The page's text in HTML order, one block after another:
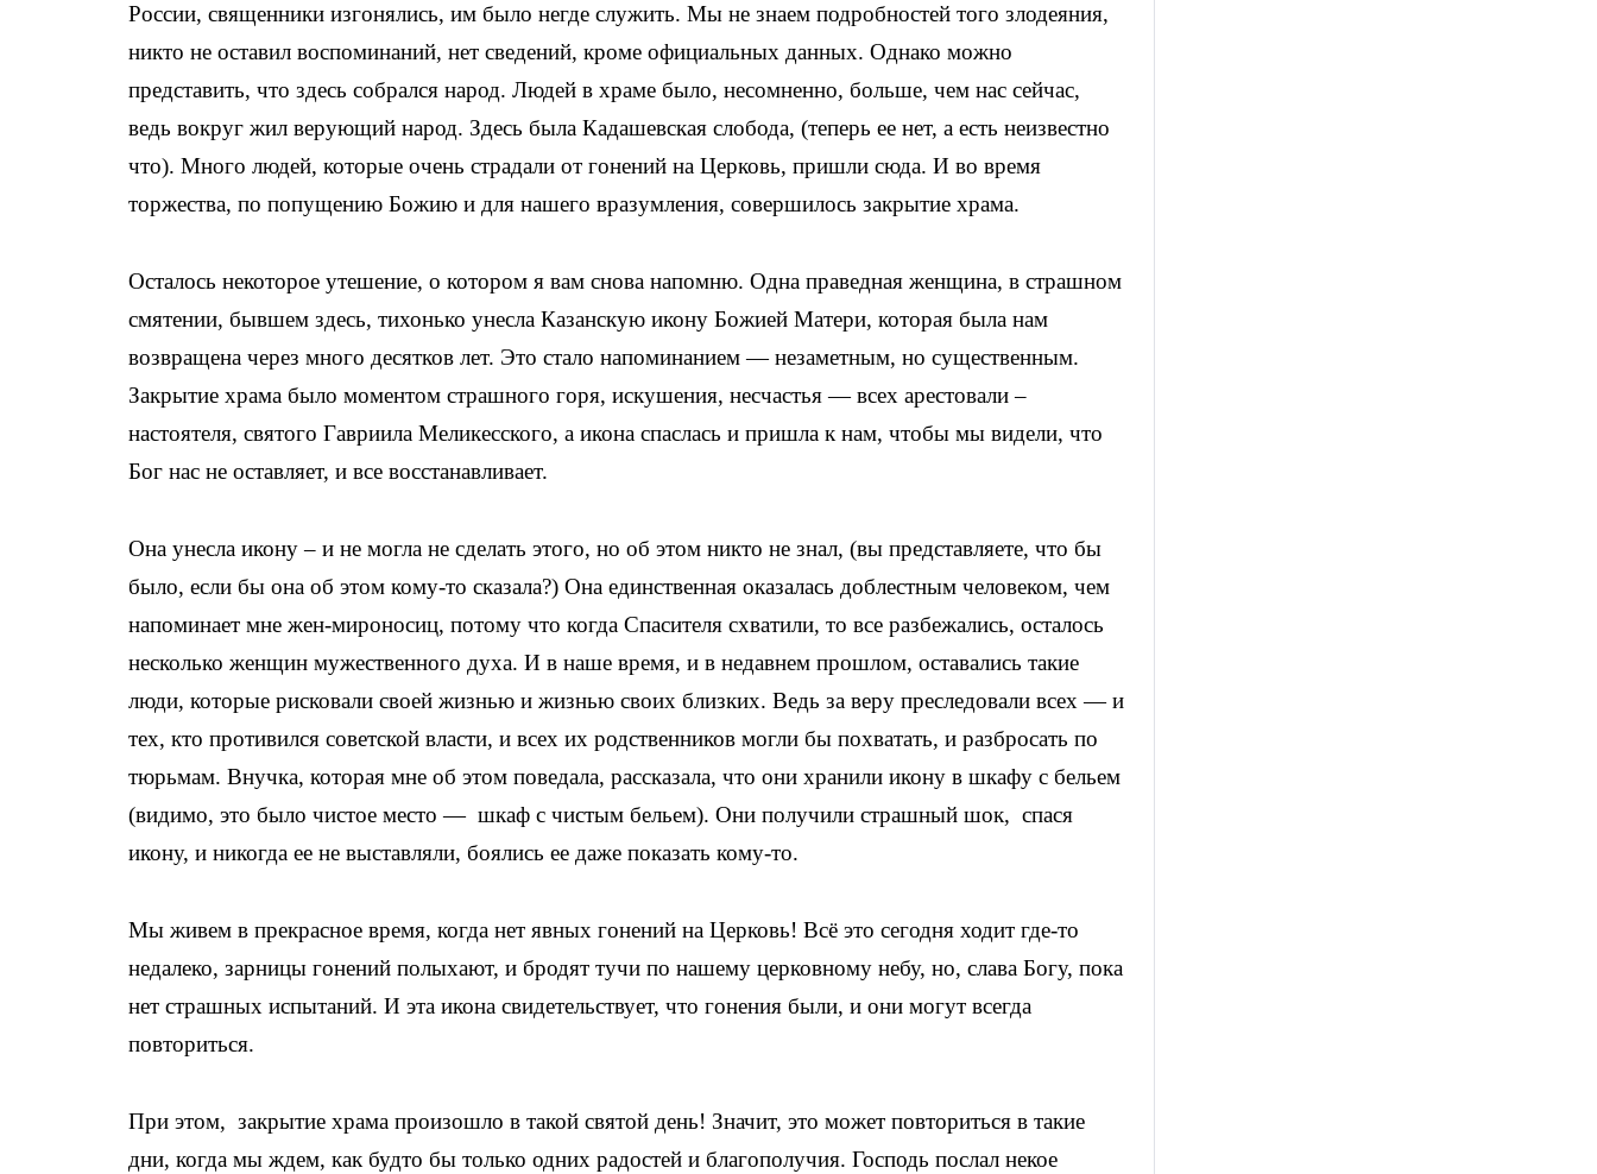
России, священники изгонялись, им было негде служить. Мы не знаем подробностей того злодеяния,
никто не оставил воспоминаний, нет сведений, кроме официальных данных. Однако можно
представить, что здесь собрался народ. Людей в храме было, несомненно, больше, чем нас сейчас,
ведь вокруг жил верующий народ. Здесь была Кадашевская слобода, (теперь ее нет, а есть неизвестно
что). Много людей, которые очень страдали от гонений на Церковь, пришли сюда. И во время
торжества, по попущению Божию и для нашего вразумления, совершилось закрытие храма.
Осталось некоторое утешение, о котором я вам снова напомню. Одна праведная женщина, в страшном
смятении, бывшем здесь, тихонько унесла Казанскую икону Божией Матери, которая была нам
возвращена через много десятков лет. Это стало напоминанием — незаметным, но существенным.
Закрытие храма было моментом страшного горя, искушения, несчастья — всех арестовали –
настоятеля, святого Гавриила Меликесского, а икона спаслась и пришла к нам, чтобы мы видели, что
Бог нас не оставляет, и все восстанавливает.
Она унесла икону – и не могла не сделать этого, но об этом никто не знал, (вы представляете, что бы
было, если бы она об этом кому-то сказала?) Она единственная оказалась доблестным человеком, чем
напоминает мне жен-мироносиц, потому что когда Спасителя схватили, то все разбежались, осталось
несколько женщин мужественного духа. И в наше время, и в недавнем прошлом, оставались такие
люди, которые рисковали своей жизнью и жизнью своих близких. Ведь за веру преследовали всех — и
тех, кто противился советской власти, и всех их родственников могли бы похватать, и разбросать по
тюрьмам. Внучка, которая мне об этом поведала, рассказала, что они хранили икону в шкафу с бельем
(видимо, это было чистое место — шкаф с чистым бельем). Они получили страшный шок, спася
икону, и никогда ее не выставляли, боялись ее даже показать кому-то.
Мы живем в прекрасное время, когда нет явных гонений на Церковь! Всё это сегодня ходит где-то
недалеко, зарницы гонений полыхают, и бродят тучи по нашему церковному небу, но, слава Богу, пока
нет страшных испытаний. И эта икона свидетельствует, что гонения были, и они могут всегда
повториться.
При этом, закрытие храма произошло в такой святой день! Значит, это может повториться в такие
дни, когда мы ждем, как будто бы только одних радостей и благополучия. Господь послал некое